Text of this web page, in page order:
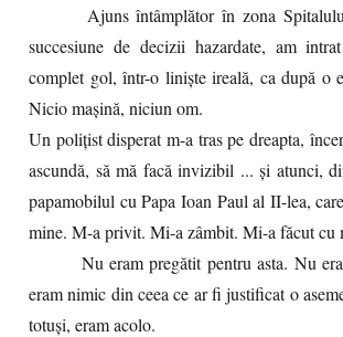
Ajuns întâmplător în zona
succesiune de decizii hazardate, am
complet gol, într-o liniște ireală, ca după o
Nicio mașină, niciun om.
Un polițist disperat m-a tras pe dreapta,
ascundă, să mă facă invizibil ... și atunci,
papamobilul cu Papa Ioan Paul al II-lea,
mine. M-a privit. Mi-a zâmbit. Mi-a făcut cu
Nu eram pregătit pentru asta. Nu
eram nimic din ceea ce ar fi justificat o
totuși, eram acolo.